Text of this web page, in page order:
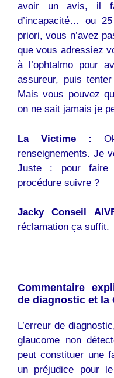
avoir un avis, il
d’incapacité… ou
priori, vous n’avez
que vous adressiez
à l’ophtalmo pour
assureur, puis
Mais vous pouvez
on ne sait jamais je
La Victime :
renseignements. Je
Juste : pour faire
procédure suivre ?
Jacky Conseil
réclamation ça suffit.
Commentaire
de diagnostic et la
L’erreur de
glaucome non
peut constituer une
un préjudice pour